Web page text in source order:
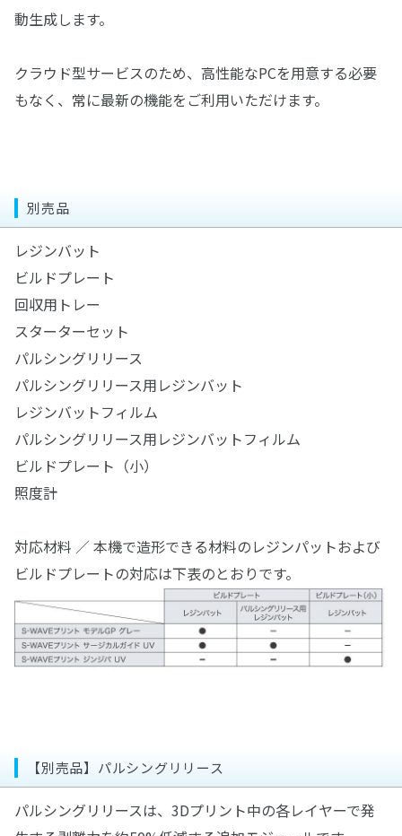
動生成します。
クラウド型サービスのため、高性能なPCを用意する必要
もなく、常に最新の機能をご利用いただけます。
別売品
レジンバット
ビルドプレート
回収用トレー
スターターセット
パルシングリリース
パルシングリリース用レジンバット
レジンバットフィルム
パルシングリリース用レジンバットフィルム
ビルドプレート（小）
照度計
対応材料 ／ 本機で造形できる材料のレジンパットおよび
ビルドプレートの対応は下表のとおりです。
【別売品】パルシングリリース
パルシングリリースは、3Dプリント中の各レイヤーで発